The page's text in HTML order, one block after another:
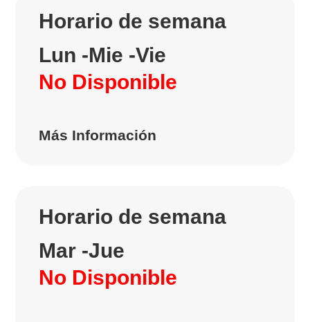
Horario de semana
Lun -Mie -Vie
No Disponible
Más Información
Horario de semana
Mar -Jue
No Disponible